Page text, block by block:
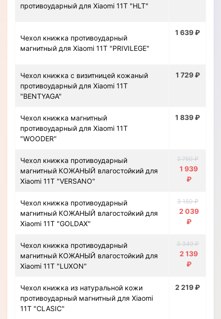
противоударный для Xiaomi 11T "HLT"
Чехол книжка противоударный
магнитный для Xiaomi 11T "PRIVILEGE"
1 639 ₽
Чехол книжка с визитницей кожаный
противоударный для Xiaomi 11T
"BENTYAGA"
1 729 ₽
Чехол книжка магнитный
противоударный для Xiaomi 11T
"WOODER"
1 839 ₽
Чехол книжка противоударный
магнитный КОЖАНЫЙ влагостойкий для
Xiaomi 11T "VERSANO"
2 750 ₽
1 939
₽
Чехол книжка противоударный
магнитный КОЖАНЫЙ влагостойкий для
Xiaomi 11T "GOLDAX"
3 150 ₽
2 039
₽
Чехол книжка противоударный
магнитный КОЖАНЫЙ влагостойкий для
Xiaomi 11T "LUXON"
3 349 ₽
2 139
₽
Чехол книжка из натуральной кожи
противоударный магнитный для Xiaomi
11T "CLASIC"
2 219 ₽